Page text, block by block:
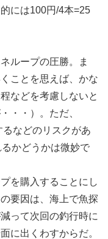
には100円/4本=25
ループの圧勝。ま
ことを思えば、かな
などを考慮しないと
・・）。ただ、
などのリスクがあ
かどうかは微妙で
を購入することにし
要因は、海上で魚探
って次回の釣行時に
に出くわすからだ。